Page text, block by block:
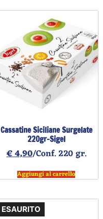
Cassatine Siciliane Surgelate
220gr-Sigel
€4,90/Conf. 220 gr.
Aggiungi al carrello
ESAURITO